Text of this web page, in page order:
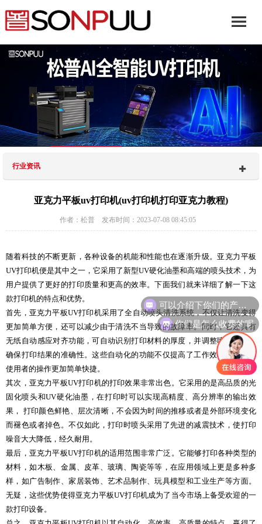
行业资讯
亚克力平板uv打印机(uv打印机打印亚克力教程)
作者：松普 发布时间：2023-07-08 08:45:05
随着科技的不断更新，各种设备的机能和性能也在逐渐升级。亚克力平板
UV打印机便是其中之一，它采用了新型UV硬化油墨和高端的喷头技术，为
用户提供了更好的打印质量和更高的效率。下面我们就来详细了解一下这
款打印机的特点和优势。
首先，亚克力平板UV打印机采用了全自动喷头清洗系统，不仅让清洗变得
更加简单方便，还可以减少由于清洗不当导致的故障率。同时，它还具有
无纸自动感应对齐功能，可自动识别打印材料的厚度，并调整喷头高度，
确保打印结果的准确性。这些自动化的功能不仅提高了工作效率，还使得
使用者的操作更加简单快捷。
其次，亚克力平板UV打印机的打印效果非常出色。它采用的是高品质的光
固化喷头和UV硬化油墨，在打印时可以实现高精度、高分辨率的输出效
果， 打印颜色鲜艳、层次清晰，不会因为时间的推移或者是外部环境变化
而褪色或者掉色。不仅如此，打印时喷头采用了先进的减震技术，使打印
噪音大大降低，经久耐用。
最后，亚克力平板UV打印机的适用范围非常广泛。它能够打印各种类型的
材料，如木板、金属、皮革、玻璃、陶瓷等等，在应用领域上更是多种多
样，如广告制作、家居装饰、艺术品制作、玩具模型和工业生产等方面。
无疑，这些优势使得亚克力平板UV打印机成为了当今市场上备受欢迎的一
款打印设备。
可以介绍下你们的产品么
你们是怎么收费的呢